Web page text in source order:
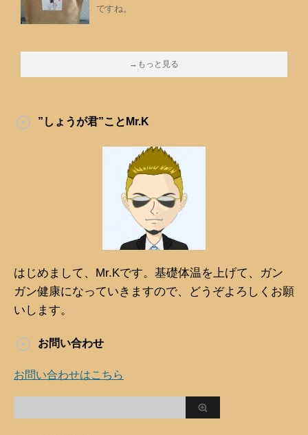
ですね。
→もっと見る
”しょうが君”ことMr.K
はじめまして、Mr.Kです。基礎体温を上げて、ガン
ガン健康になっていきますので、どうぞよろしくお願
いします。
お問い合わせ
お問い合わせはこちら